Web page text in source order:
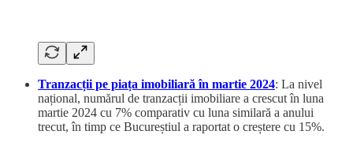
Tranzacții pe piața imobiliară în martie 2024: La nivel
național, numărul de tranzacții imobiliare a crescut în luna
martie 2024 cu 7% comparativ cu luna similară a anului
trecut, în timp ce Bucureștiul a raportat o creștere cu 15%.